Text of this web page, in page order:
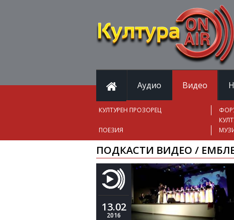
Аудио Видео
КУЛТУРЕН ПРОЗОРЕЦ
ПОЕЗИЯ
ПОДКАСТИ ВИДЕО /
13.02
2016